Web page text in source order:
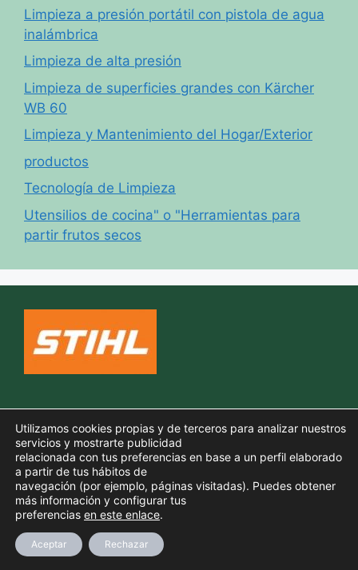
Limpieza a presión portátil con pistola de agua
inalámbrica
Limpieza de alta presión
Limpieza de superficies grandes con Kärcher
WB 60
Limpieza y Mantenimiento del Hogar/Exterior
productos
Tecnología de Limpieza
Utensilios de cocina" o "Herramientas para
partir frutos secos
Aviso legal
Política de privacidad
GeneratePress
Utilizamos cookies propias y de terceros para analizar nuestros
servicios y mostrarte publicidad
relacionada con tus preferencias en base a un perfil elaborado
a partir de tus hábitos de
navegación (por ejemplo, páginas visitadas). Puedes obtener
más información y configurar tus
preferencias en este enlace.
Aceptar Rechazar